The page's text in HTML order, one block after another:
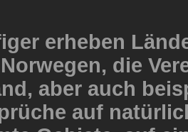
erheben
die
aber auch
auf